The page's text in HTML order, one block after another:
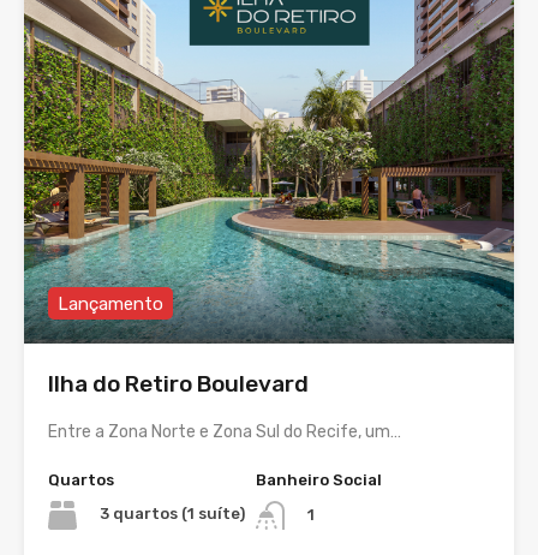
Lançamento
Ilha do Retiro Boulevard
Entre a Zona Norte e Zona Sul do Recife, um…
Quartos
3 quartos (1 suíte)
Banheiro Social
1